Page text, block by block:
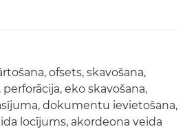
ofsets, skavošana,
eko skavošana,
dokumentu ievietošana,
locījums, akordeona veida